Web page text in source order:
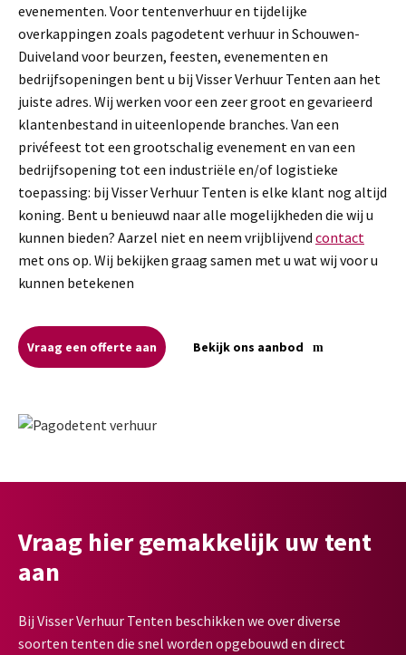
evenementen. Voor tentenverhuur en tijdelijke
overkappingen zoals pagodetent verhuur in Schouwen-
Duiveland voor beurzen, feesten, evenementen en
bedrijfsopeningen bent u bij Visser Verhuur Tenten aan het
juiste adres. Wij werken voor een zeer groot en gevarieerd
klantenbestand in uiteenlopende branches. Van een
privéfeest tot een grootschalig evenement en van een
bedrijfsopening tot een industriële en/of logistieke
toepassing: bij Visser Verhuur Tenten is elke klant nog altijd
koning. Bent u benieuwd naar alle mogelijkheden die wij u
kunnen bieden? Aarzel niet en neem vrijblijvend contact
met ons op. Wij bekijken graag samen met u wat wij voor u
kunnen betekenen
Vraag een offerte aan Bekijk ons aanbod
Vraag hier gemakkelijk uw tent
aan
Bij Visser Verhuur Tenten beschikken we over diverse
soorten tenten die snel worden opgebouwd en direct